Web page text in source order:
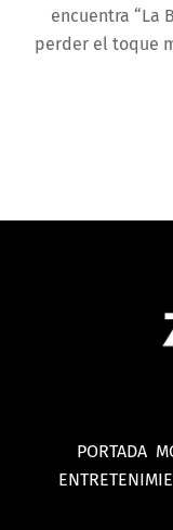
encuentra “La
perder el toque
PORTADA